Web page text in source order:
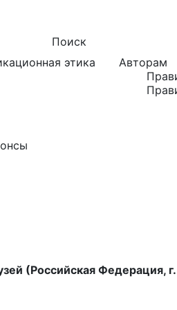
Поиск
этика
Авторам
(Российская Федерация,